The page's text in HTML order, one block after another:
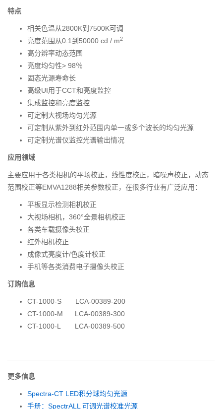
特点
相关色温从2800K到7500K可调
亮度范围从0.1到50000 cd / m2
高分辨率动态范围
亮度均匀性> 98％
固态光源寿命长
高级UI用于CCT和亮度监控
集成监控和亮度监控
可定制大视场均匀光源
可定制从紫外到红外范围内单一或多个波长的均匀光源
可定制光谱仪监控光谱输出情况
应用领域
主要应用于各类相机的平场校正，线性度校正，暗噪声校正，动态
范围校正等EMVA1288相关参数校正，在很多行业有广泛应用：
平板显示检测相机校正
大视场相机，360°全景相机校正
各类车载摄像头校正
红外相机校正
成像式亮度计/色度计校正
手机等各类消费电子摄像头校正
订购信息
CT-1000-S LCA-00389-200
CT-1000-M LCA-00389-300
CT-1000-L LCA-00389-500
更多信息
Spectra-CT LED积分球均匀光源
手册：SpectrALL 可调光谱校准光源